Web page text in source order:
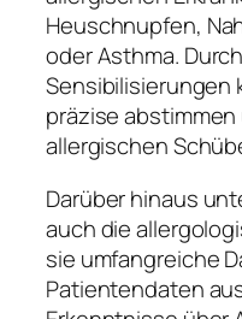
Heuschnupfen,
oder Asthma.
Sensibilisierungen
präzise abstimmen
allergischen
Darüber hinaus
auch die
sie umfangreiche
Patientendaten